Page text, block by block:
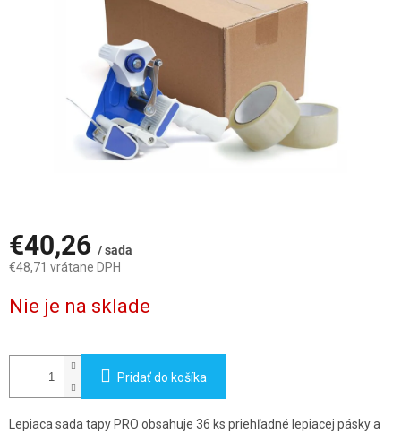
€40,26 / sada
€48,71 vrátane DPH
cena:
Nie je na sklade
Pridať do košíka
Lepiaca sada tapy PRO obsahuje 36 ks priehľadné lepiacej pásky a